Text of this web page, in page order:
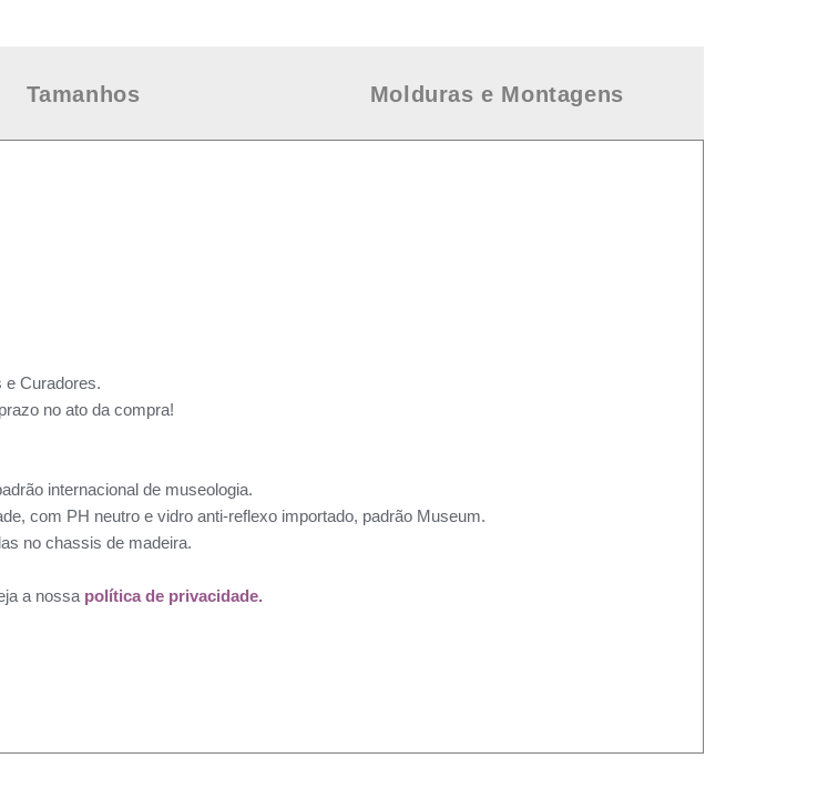
Tamanhos Molduras e Montagens
e Curadores.
no ato da compra!
internacional de museologia.
com PH neutro e vidro anti-reflexo importado, padrão Museum.
no chassis de madeira.
a nossa política de privacidade.